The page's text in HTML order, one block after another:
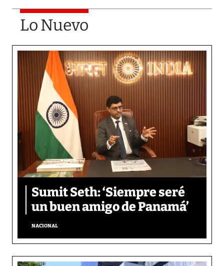
Lo Nuevo
Sumit Seth: ‘Siempre seré
un buen amigo de Panamá’
NACIONAL